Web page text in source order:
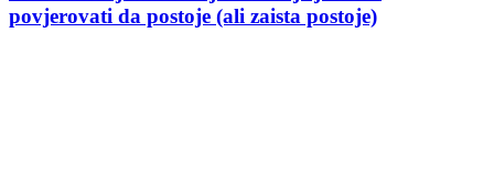
povjerovati da postoje (ali zaista postoje)